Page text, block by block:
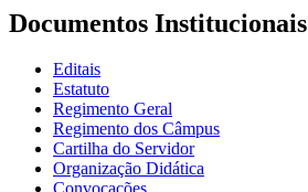
Documentos Institucionais
Editais
Estatuto
Regimento Geral
Regimento dos Câmpus
Cartilha do Servidor
Organização Didática